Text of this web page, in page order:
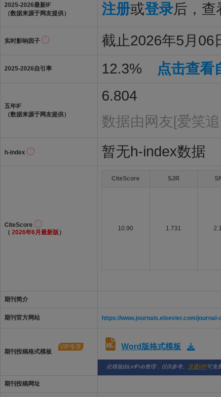
2025-2026最新IF
（数据来源于网友提供）
注册或登录后，查
实时影响因子 截止2026年5月06
2025-2026自引率 12.3% 点击查看
五年IF
（数据来源于网友提供）
6.804
数据由网友[爱笑
h-index 暂无h-index数据
CiteScore
（ 2026年6月最新版 ）
CiteScore SJR
10.90 1.731
期刊简介
期刊官方网站 https://www.journals.elsevier.com/
期刊投稿格式模板
VIP专享 Word版格式模板
此模板由LetPub整理，仅供参考。 开通VIP可免
期刊投稿网址